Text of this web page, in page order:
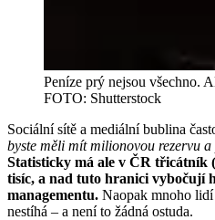
Peníze prý nejsou všechno.
FOTO: Shutterstock
Sociální sítě a mediální bublina
byste měli mít milionovou rezervu
Statisticky má ale v ČR třicátník
tisíc, a nad tuto hranici vybočují
managementu. Naopak mnoho
nestíhá – a není to žádná ostuda.